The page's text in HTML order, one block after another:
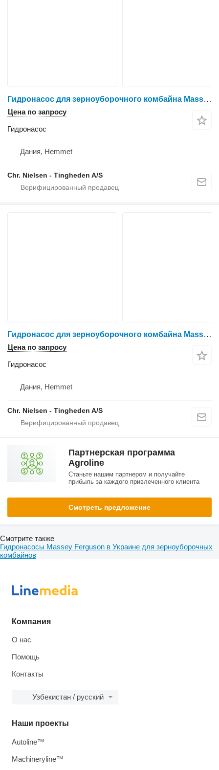
Гидронасос для зерноуборочного комбайна Massey Ferguson 9380
Цена по запросу
Гидронасос
Дания, Hemmet
Chr. Nielsen - Tingheden A/S
Гидронасос для зерноуборочного комбайна Massey Ferguson 7274
Цена по запросу
Гидронасос
Дания, Hemmet
Chr. Nielsen - Tingheden A/S
Партнерская программа
Agroline
Станьте нашим партнером и получайте
прибыль за каждого привлеченного клиента
Смотреть предложение
Смотрите также
Гидронасосы Massey Ferguson в Украине для зерноуборочных
комбайнов
Компания
О нас
Помощь
Контакты
Узбекистан / русский
Наши проекты
Autoline™
Machineryline™